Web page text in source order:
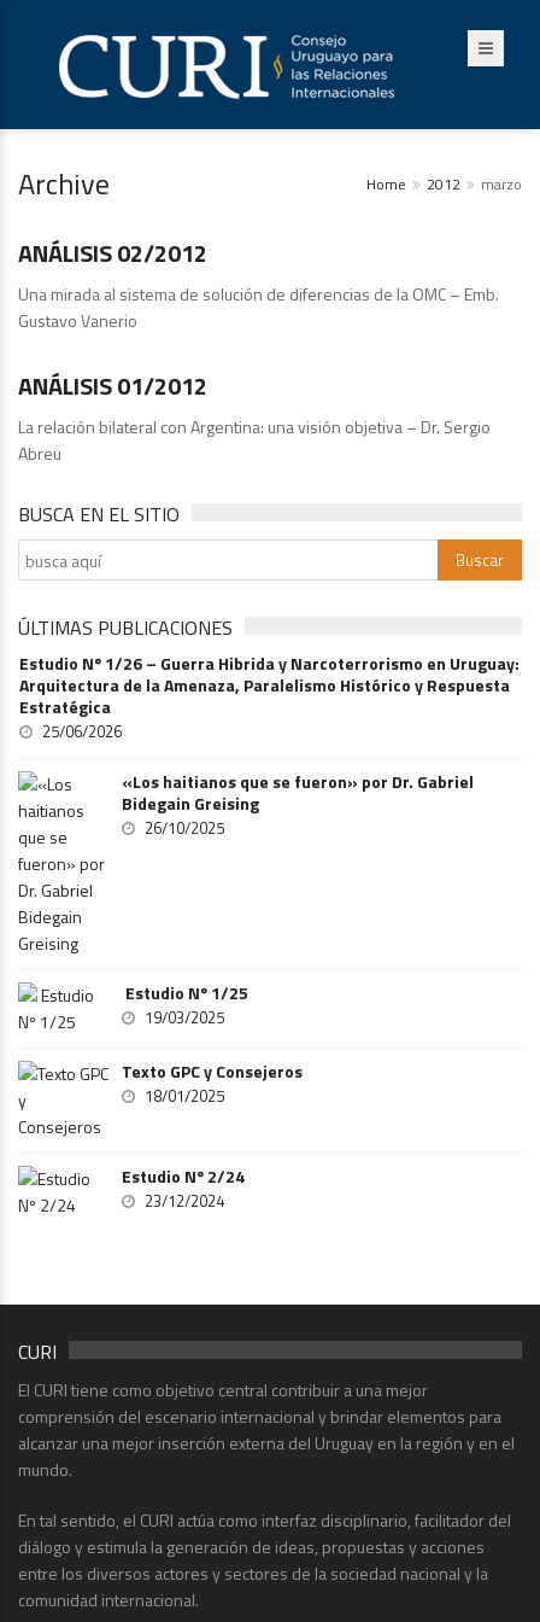
Archive Home 2012 marzo
Publicaciones
ANÁLISIS 02/2012
Una mirada al sistema de solución de diferencias de la OMC – Emb.
Gustavo Vanerio
Análisis
ANÁLISIS 01/2012
La relación bilateral con Argentina: una visión objetiva – Dr. Sergio
Abreu
BUSCA EN EL SITIO
ÚLTIMAS PUBLICACIONES
Estudio Nº 1/26 – Guerra Hibrida y Narcoterrorismo en Uruguay:
Arquitectura de la Amenaza, Paralelismo Histórico y Respuesta
Estratégica
25/06/2026
«Los haitianos que se fueron» por Dr. Gabriel
Bidegain Greising
26/10/2025
Estudio Nº 1/25
19/03/2025
Texto GPC y Consejeros
18/01/2025
Estudio Nº 2/24
23/12/2024
CURI
El CURI tiene como objetivo central contribuir a una mejor
comprensión del escenario internacional y brindar elementos para
alcanzar una mejor inserción externa del Uruguay en la región y en el
mundo.
En tal sentido, el CURI actúa como interfaz disciplinario, facilitador del
diálogo y estimula la generación de ideas, propuestas y acciones
entre los diversos actores y sectores de la sociedad nacional y la
comunidad internacional.